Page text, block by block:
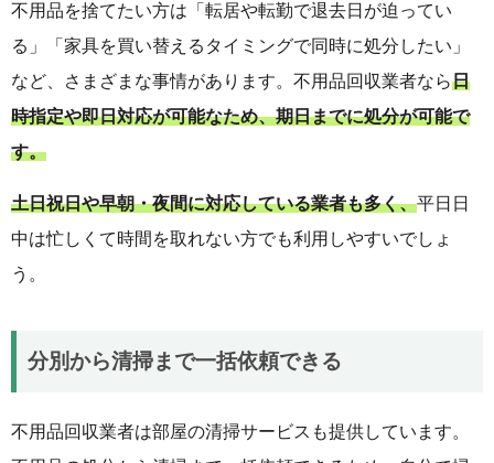
不用品を捨てたい方は「転居や転勤で退去日が迫ってい
る」「家具を買い替えるタイミングで同時に処分したい」
など、さまざまな事情があります。不用品回収業者なら日
時指定や即日対応が可能なため、期日までに処分が可能で
す。
土日祝日や早朝・夜間に対応している業者も多く、平日日
中は忙しくて時間を取れない方でも利用しやすいでしょ
う。
分別から清掃まで一括依頼できる
不用品回収業者は部屋の清掃サービスも提供しています。